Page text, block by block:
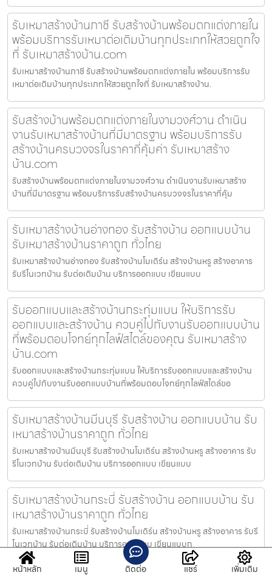
รับเหมาสร้างบ้านภาชี รับสร้างบ้านพร้อมตกแต่งภายใน
พร้อมบริการรับเหมาต่อเติมบ้านทุกประเภทให้สวยถูกใจ
ที่ รับเหมาสร้างบ้าน.com
รับเหมาสร้างบ้านภาชี รับสร้างบ้านพร้อมตกแต่งภายใน พร้อมบริการรับ
เหมาต่อเติมบ้านทุกประเภทให้สวยถูกใจที่ รับเหมาสร้างบ้าน.
รับสร้างบ้านพร้อมตกแต่งภายในงามวงศ์วาน ดำเนิน
งานรับเหมาสร้างบ้านที่มีมาตรฐาน พร้อมบริการรับ
สร้างบ้านครบวงจรในราคาที่คุ้มค่า รับเหมาสร้าง
บ้าน.com
รับสร้างบ้านพร้อมตกแต่งภายในงามวงศ์วาน ดำเนินงานรับเหมาสร้าง
บ้านที่มีมาตรฐาน พร้อมบริการรับสร้างบ้านครบวงจรในราคาที่คุ้ม
รับเหมาสร้างบ้านอ่างทอง รับสร้างบ้าน ออกแบบบ้าน
รับเหมาสร้างบ้านราคาถูก ทั่วไทย
รับเหมาสร้างบ้านอ่างทอง รับสร้างบ้านโมเดิร์น สร้างบ้านหรู สร้างอาคาร
รับรีโนเวทบ้าน รับต่อเติมบ้าน บริการออกแบบ เขียนแบบ
รับออกแบบและสร้างบ้านกระทุ่มแบน ให้บริการรับ
ออกแบบและสร้างบ้าน ควบคู่ไปกับงานรับออกแบบบ้าน
ที่พร้อมตอบโจทย์ทุกไลฟ์สไตล์ของคุณ รับเหมาสร้าง
บ้าน.com
รับออกแบบและสร้างบ้านกระทุ่มแบน ให้บริการรับออกแบบและสร้างบ้าน
ควบคู่ไปกับงานรับออกแบบบ้านที่พร้อมตอบโจทย์ทุกไลฟ์สไตล์ขอ
รับเหมาสร้างบ้านมีนบุรี รับสร้างบ้าน ออกแบบบ้าน รับ
เหมาสร้างบ้านราคาถูก ทั่วไทย
รับเหมาสร้างบ้านมีนบุรี รับสร้างบ้านโมเดิร์น สร้างบ้านหรู สร้างอาคาร รับ
รีโนเวทบ้าน รับต่อเติมบ้าน บริการออกแบบ เขียนแบบ
รับเหมาสร้างบ้านกระบี่ รับสร้างบ้าน ออกแบบบ้าน รับ
เหมาสร้างบ้านราคาถูก ทั่วไทย
รับเหมาสร้างบ้านกระบี่ รับสร้างบ้านโมเดิร์น สร้างบ้านหรู สร้างอาคาร รับรี
โนเวทบ้าน รับต่อเติมบ้าน บริการออกแบบ เขียนแบบก
หน้าหลัก เมนู ติดต่อ แชร์ เพิ่มเติม